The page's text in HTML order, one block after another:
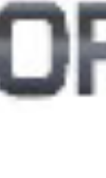
Partager